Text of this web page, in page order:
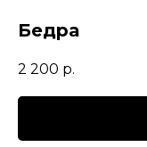
Бедра
2 200 р.